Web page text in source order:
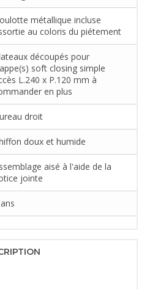
métallique incluse
au coloris du piétement
découpés pour
soft closing simple
L.240 x P.120 mm à
en plus
droit
doux et humide
aisé à l'aide de la
jointe